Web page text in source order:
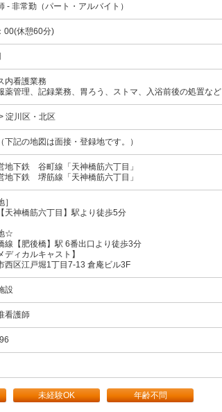
- 非常勤（パート・アルバイト）
00(休憩60分)
内看護業務
薬管理、記録業務、胃ろう、ストマ、入浴前後の処置など
淀川区・北区
下記の地図は面接・登録地です。）
地下鉄 谷町線 「天神橋筋六丁目」
地下鉄
堺筋線 「天神橋筋六丁目」
天神橋筋六丁目】駅より徒歩5分
☆
線【肥後橋】駅 6番出口より徒歩3分
ディカルキャスト】
西区江戸堀1丁目7-13 倉庵ビル3F
設
看護師
未経験OK 年齢不問